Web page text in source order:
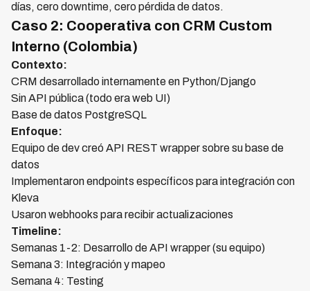
días, cero downtime, cero pérdida de datos.
Caso 2: Cooperativa con CRM Custom
Interno (Colombia)
Contexto:
CRM desarrollado internamente en Python/Django
Sin API pública (todo era web UI)
Base de datos PostgreSQL
Enfoque:
Equipo de dev creó API REST wrapper sobre su base de
datos
Implementaron endpoints específicos para integración con
Kleva
Usaron webhooks para recibir actualizaciones
Timeline:
Semanas 1-2: Desarrollo de API wrapper (su equipo)
Semana 3: Integración y mapeo
Semana 4: Testing